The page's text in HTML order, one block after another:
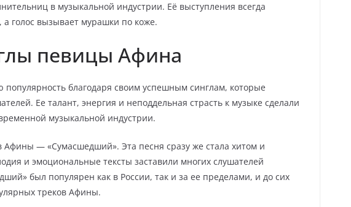
в музыкальной индустрии. Её выступления всегда
а голос вызывает мурашки по коже.
певицы Афина
благодаря своим успешным синглам, которые
Ее талант, энергия и неподдельная страсть к музыке сделали
музыкальной индустрии.
Афины — «Сумасшедший». Эта песня сразу же стала хитом и
и эмоциональные тексты заставили многих слушателей
был популярен как в России, так и за ее пределами, и до сих
треков Афины.